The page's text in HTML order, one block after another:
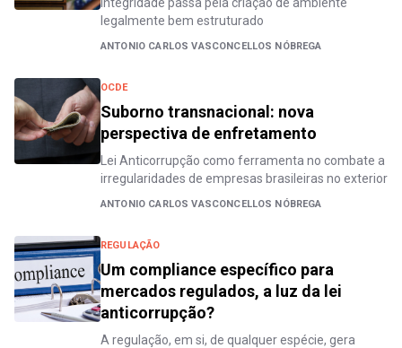
legalmente bem estruturado
ANTONIO CARLOS VASCONCELLOS NÓBREGA
OCDE
Suborno transnacional: nova
perspectiva de enfretamento
Lei Anticorrupção como ferramenta no combate a
irregularidades de empresas brasileiras no exterior
ANTONIO CARLOS VASCONCELLOS NÓBREGA
REGULAÇÃO
Um compliance específico para
mercados regulados, a luz da lei
anticorrupção?
A regulação, em si, de qualquer espécie, gera